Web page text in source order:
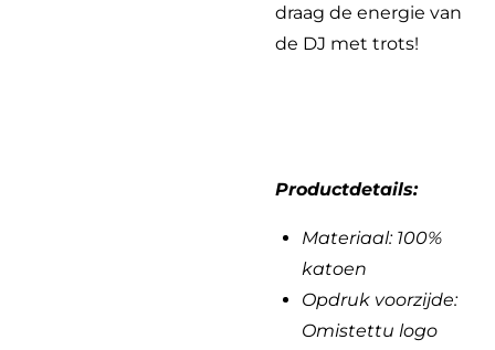
draag de energie van
de DJ met trots!
Productdetails:
Materiaal: 100%
katoen
Opdruk voorzijde:
Omistettu logo